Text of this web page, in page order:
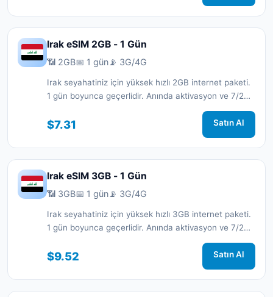
Irak eSIM 2GB - 1 Gün
📶 2GB📅 1 gün📡 3G/4G
Irak seyahatiniz için yüksek hızlı 2GB internet paketi.
1 gün boyunca geçerlidir. Anında aktivasyon ve 7/24
$7.31 Satın Al
Irak eSIM 3GB - 1 Gün
📶 3GB📅 1 gün📡 3G/4G
Irak seyahatiniz için yüksek hızlı 3GB internet paketi.
1 gün boyunca geçerlidir. Anında aktivasyon ve 7/24
$9.52 Satın Al